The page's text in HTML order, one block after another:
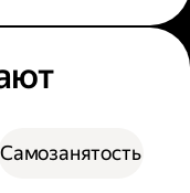
Самозанятость